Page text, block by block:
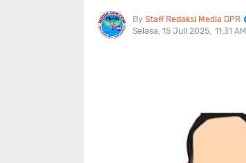
Staff Redaksi Media DPR
Selasa, 15 Juli 2025 11:31 AM